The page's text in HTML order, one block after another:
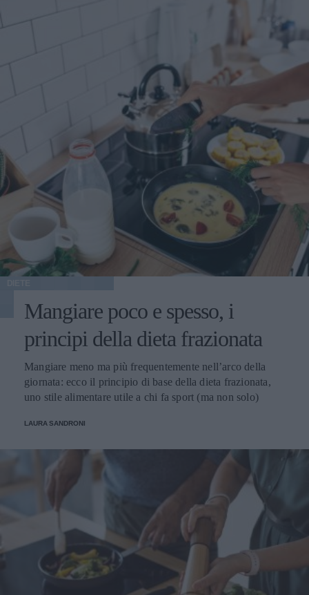
Mangiare poco e spesso, i
principi della dieta frazionata
Mangiare meno ma più frequentemente nell’arco della
giornata: ecco il principio di base della dieta frazionata,
uno stile alimentare utile a chi fa sport (ma non solo)
LAURA SANDRONI